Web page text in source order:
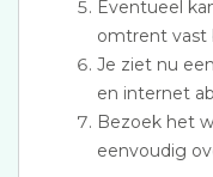
Eventueel
omtrent vast
Je ziet nu
en internet
Bezoek het
eenvoudig